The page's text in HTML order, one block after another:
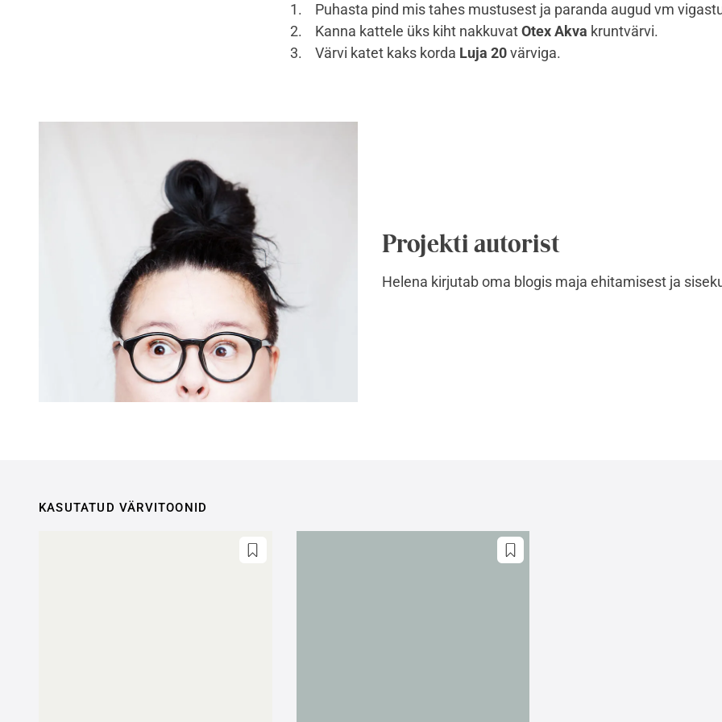
1. Puhasta pind mis tahes mustusest ja paranda augud vm
2. Kanna kattele üks kiht nakkuvatOtex Akva kruntvärvi.
3. Värvi katet kaks korda ​​​​​​​ Luja 20värviga.
Projekti autorist
Helena kirjutab oma blogis maja ehitamisest ja
KASUTATUD VÄRVITOONID